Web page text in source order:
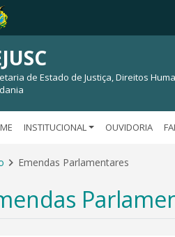
de Estado de Justiça, Direitos
INSTITUCIONAL OUVIDORIA
Emendas Parlamentares